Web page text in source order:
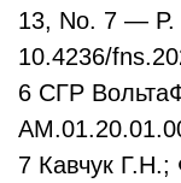
13, No. 7 —
10.4236/
6 СГР
7 Кавчук